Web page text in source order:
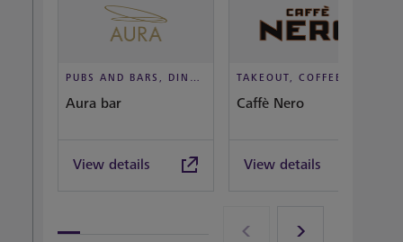
PUBS AND BARS, DINE IN STYLE
Aura bar
View details
Caffè Nero
View details